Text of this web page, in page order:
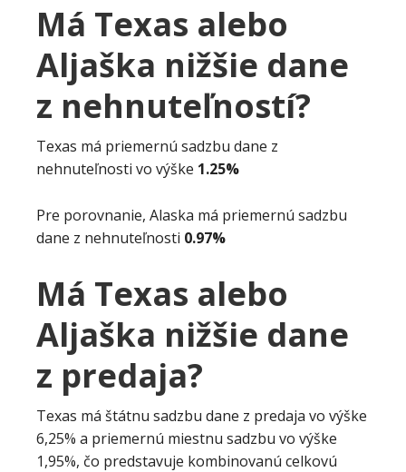
Má Texas alebo
Aljaška nižšie dane
z nehnuteľností?
Texas má priemernú sadzbu dane z
nehnuteľnosti vo výške 1.25%
Pre porovnanie, Alaska má priemernú sadzbu
dane z nehnuteľnosti 0.97%
Má Texas alebo
Aljaška nižšie dane
z predaja?
Texas má štátnu sadzbu dane z predaja vo výške
6,25% a priemernú miestnu sadzbu vo výške
1,95%, čo predstavuje kombinovanú celkovú